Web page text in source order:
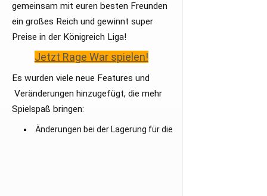
gemeinsam mit euren besten Freunden
ein großes Reich und gewinnt super
Preise in der Königreich Liga!
Jetzt Rage War spielen!
Es wurden viele neue Features und
Veränderungen hinzugefügt, die mehr
Spielspaß bringen:
Änderungen bei der Lagerung für die